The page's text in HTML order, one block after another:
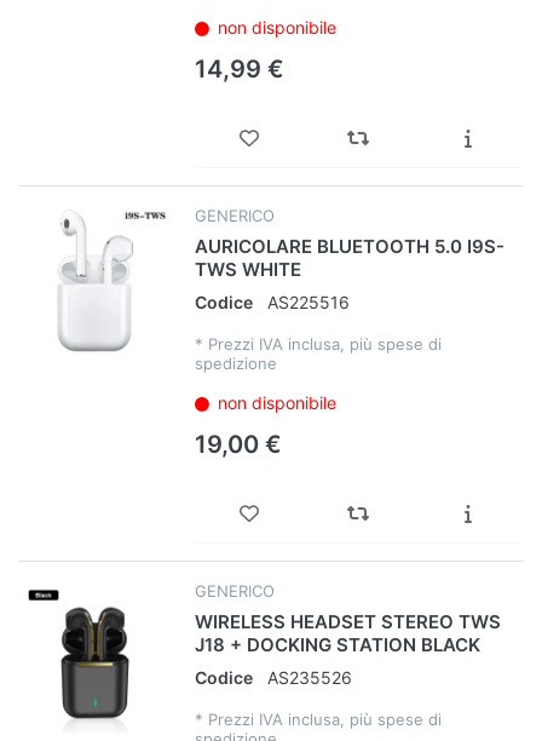
non disponibile
14,99 €
GENERICO
AURICOLARE BLUETOOTH 5.0 I9S-
TWS WHITE
Codice AS225516
* Prezzi IVA inclusa, più spese di
spedizione
non disponibile
19,00 €
GENERICO
WIRELESS HEADSET STEREO TWS
J18 + DOCKING STATION BLACK
Codice AS235526
* Prezzi IVA inclusa, più spese di